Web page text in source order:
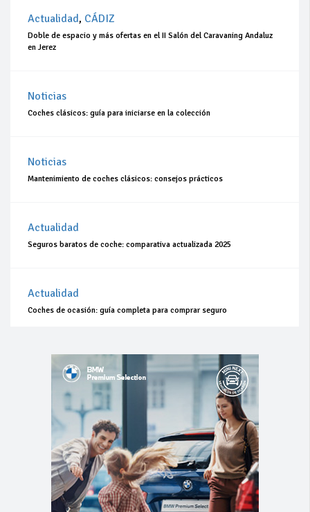
Actualidad, CÁDIZ
Doble de espacio y más ofertas en el II Salón del Caravaning Andaluz
en Jerez
Noticias
Coches clásicos: guía para iniciarse en la colección
Noticias
Mantenimiento de coches clásicos: consejos prácticos
Actualidad
Seguros baratos de coche: comparativa actualizada 2025
Actualidad
Coches de ocasión: guía completa para comprar seguro